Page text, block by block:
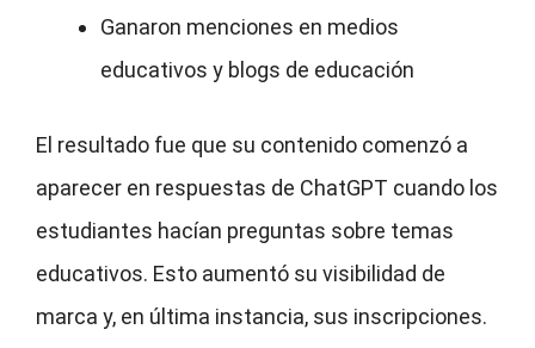
Ganaron menciones en medios
educativos y blogs de educación
El resultado fue que su contenido comenzó a
aparecer en respuestas de ChatGPT cuando los
estudiantes hacían preguntas sobre temas
educativos. Esto aumentó su visibilidad de
marca y, en última instancia, sus inscripciones.